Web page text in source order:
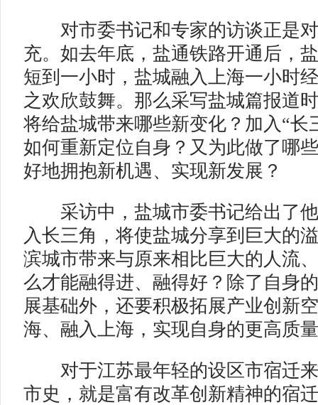
对市委书记和专家的访谈正是对
充。如去年底，盐通铁路开通后，
短到一小时，盐城融入上海一小时
之欢欣鼓舞。那么采写盐城篇报道
将给盐城带来哪些新变化？加入“长
如何重新定位自身？又为此做了哪
好地拥抱新机遇、实现新发展？
采访中，盐城市委书记给出了他
入长三角，将使盐城分享到巨大的
滨城市带来与原来相比巨大的人流
么才能融得进、融得好？除了自身
展基础外，还要积极拓展产业创新
海、融入上海，实现自身的更高质
对于江苏最年轻的设区市宿迁来
市史，就是富有改革创新精神的宿